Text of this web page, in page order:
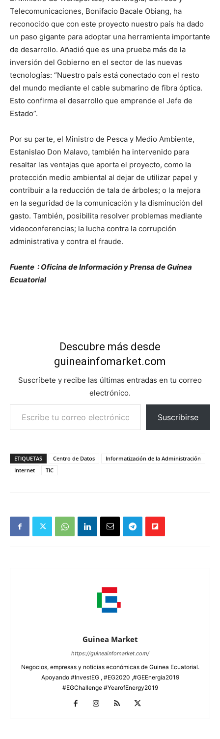
Telecomunicaciones, Bonifacio Bacale Obiang, ha
reconocido que con este proyecto nuestro país ha dado
un paso gigante para adoptar una herramienta importante
de desarrollo. Añadió que es una prueba más de la
inversión del Gobierno en el sector de las nuevas
tecnologías: “Nuestro país está conectado con el resto
del mundo mediante el cable submarino de fibra óptica.
Esto confirma el desarrollo que emprende el Jefe de
Estado”.
Por su parte, el Ministro de Pesca y Medio Ambiente,
Estanislao Don Malavo, también ha intervenido para
resaltar las ventajas que aporta el proyecto, como la
protección medio ambiental al dejar de utilizar papel y
contribuir a la reducción de tala de árboles; o la mejora
en la seguridad de la comunicación y la disminución del
gasto. También, posibilita resolver problemas mediante
videoconferencias; la lucha contra la corrupción
administrativa y contra el fraude.
Fuente : Oficina de Información y Prensa de Guinea
Ecuatorial
Descubre más desde
guineainfomarket.com
Suscríbete y recibe las últimas entradas en tu correo
electrónico.
Escribe tu correo electrónico…
Suscribirse
ETIQUETAS Centro de Datos
Informatización de la Administración
Internet
TIC
Guinea Market
https://guineainfomarket.com/
Negocios, empresas y noticias económicas de Guinea Ecuatorial.
Apoyando #InvestEG , #EG2020 ,#GEEnergia2019
#EGChallenge #YearofEnergy2019